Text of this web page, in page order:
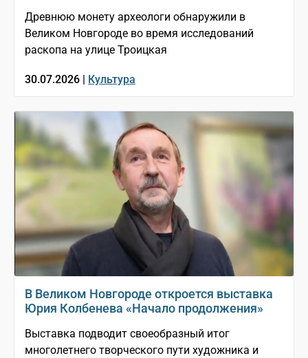
Древнюю монету археологи обнаружили в
Великом Новгороде во время исследований
раскопа на улице Троицкая
30.07.2026 | Культура
В Великом Новгороде откроется выставка
Юрия Колбенева «Начало продолжения»
Выставка подводит своеобразный итог
многолетнего творческого пути художника и